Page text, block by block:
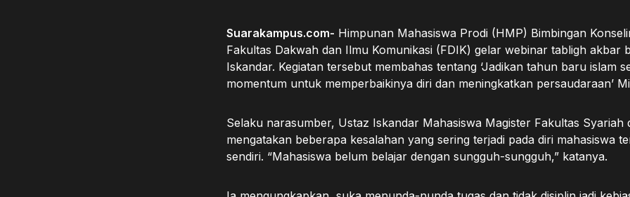
Suarakampus.com- Himpunan Mahasiswa Prodi (HMP) Bimbingan
Fakultas Dakwah dan Ilmu Komunikasi (FDIK) gelar webinar tabligh akbar
Iskandar. Kegiatan tersebut membahas tentang ‘Jadikan tahun baru islam
momentum untuk memperbaikinya diri dan meningkatkan persaudaraan’
Selaku narasumber, Ustaz Iskandar Mahasiswa Magister Fakultas Syariah
mengatakan beberapa kesalahan yang sering terjadi pada diri mahasiswa
sendiri. “Mahasiswa belum belajar dengan sungguh-sungguh,” katanya.